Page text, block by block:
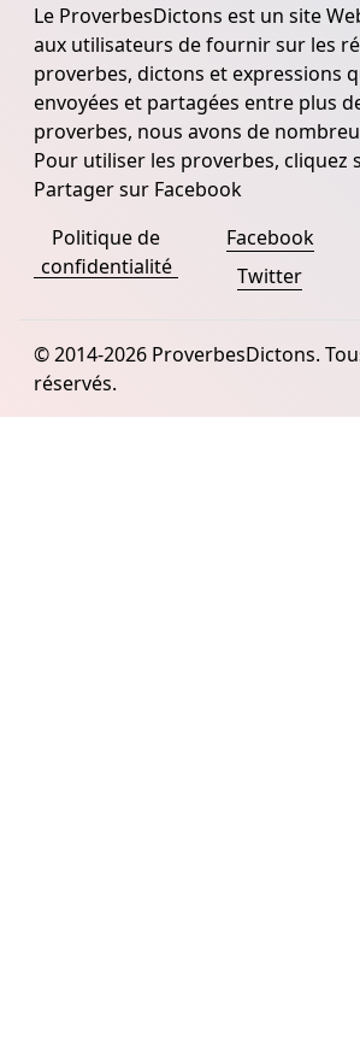
Le ProverbesDictons est un site
aux utilisateurs de fournir sur les
proverbes, dictons et expressions
envoyées et partagées entre plus
proverbes, nous avons de
Pour utiliser les proverbes, cliquez
Partager sur Facebook
Politique de
confidentialité
Facebook
Twitter
© 2014-2026 ProverbesDictons.
réservés.